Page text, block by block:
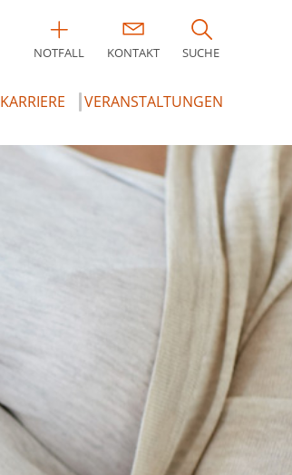
KARRIERE VERANSTALTUNGEN
NOTFALL KONTAKT SUCHE